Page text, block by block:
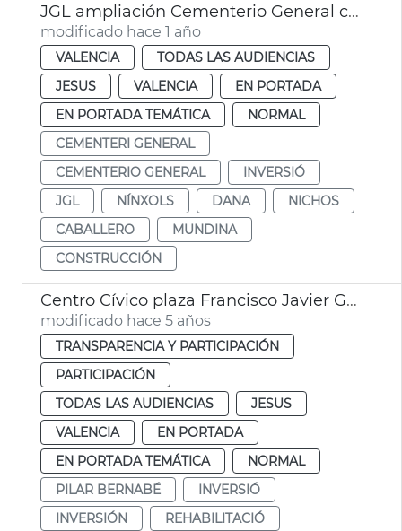
JGL ampliación Cementerio General con 2.596 nuevos nichos
modificado hace 1 año
VALENCIA
TODAS LAS AUDIENCIAS
JESUS
VALENCIA
EN PORTADA
EN PORTADA TEMÁTICA
NORMAL
CEMENTERI GENERAL
CEMENTERIO GENERAL
INVERSIÓ
JGL
NÍNXOLS DANA
NICHOS
CABALLERO
MUNDINA
CONSTRUCCIÓN
Centro Cívico plaza Francisco Javier Goerlich Lleó
modificado hace 5 años
TRANSPARENCIA Y PARTICIPACIÓN
PARTICIPACIÓN
TODAS LAS AUDIENCIAS
JESUS
VALENCIA
EN PORTADA
EN PORTADA TEMÁTICA
NORMAL
PILAR BERNABÉ
INVERSIÓ
INVERSIÓN
REHABILITACIÓ